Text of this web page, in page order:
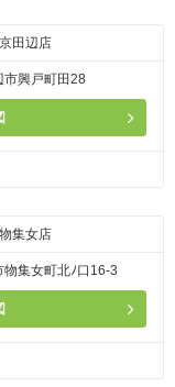
田辺店
市興戸町田28
集女店
集女町北ﾉ口16-3